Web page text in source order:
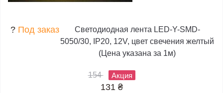
? Под заказ
Светодиодная лента LED-Y-SMD-
5050/30, IP20, 12V, цвет свечения желтый
(Цена указана за 1м)
154 Акция
131 ₴